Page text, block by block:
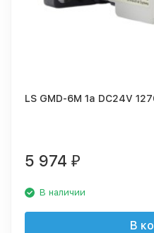
LS GMD-6M 1a DC24V
5 974 ₽
В наличии
В